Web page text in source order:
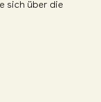
sich über die